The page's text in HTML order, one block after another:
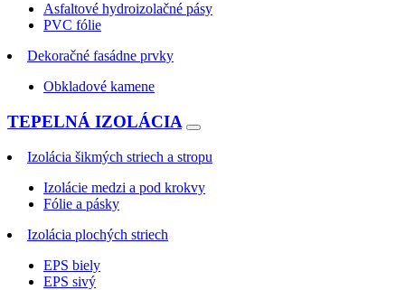
Asfaltové hydroizolačné pásy
PVC fólie
Dekoračné fasádne prvky
Obkladové kamene
TEPELNÁ IZOLÁCIA
Izolácia šikmých striech a stropu
Izolácie medzi a pod krokvy
Fólie a pásky
Izolácia plochých striech
EPS biely
EPS sivý